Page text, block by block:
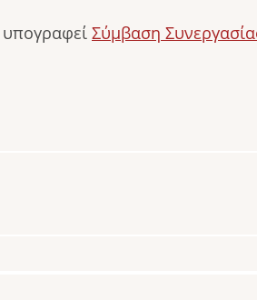
Σύμβαση